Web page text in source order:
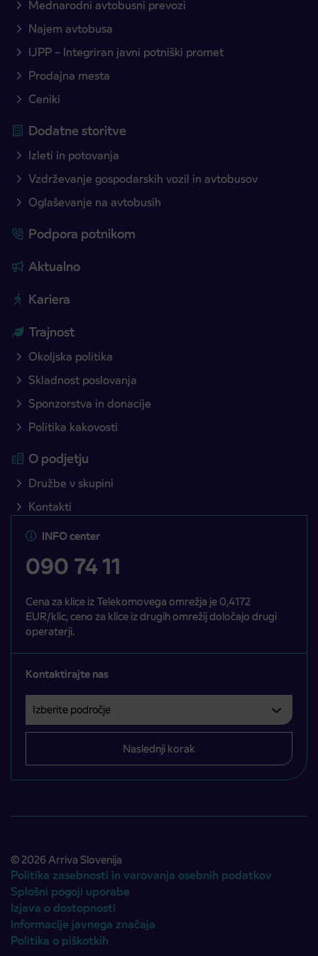
Mednarodni avtobusni prevozi
Najem avtobusa
IJPP – Integriran javni potniški promet
Prodajna mesta
Ceniki
Dodatne storitve
Izleti in potovanja
Vzdrževanje gospodarskih vozil in avtobusov
Oglaševanje na avtobusih
Podpora potnikom
Aktualno
Kariera
Trajnost
Okoljska politika
Skladnost poslovanja
Sponzorstva in donacije
Politika kakovosti
O podjetju
Družbe v skupini
Kontakti
INFO center
090 74 11
Cena za klice iz Telekomovega omrežja je 0,4172
EUR/klic, ceno za klice iz drugih omrežij določajo drugi
operaterji.
Kontaktirajte nas
Izberite področje
Področje je obvezno izbrati.
Naslednji korak
© 2026 Arriva Slovenija
Politika zasebnosti in varovanja osebnih podatkov
Splošni pogoji uporabe
Izjava o dostopnosti
Informacije javnega značaja
Politika o piškotkih